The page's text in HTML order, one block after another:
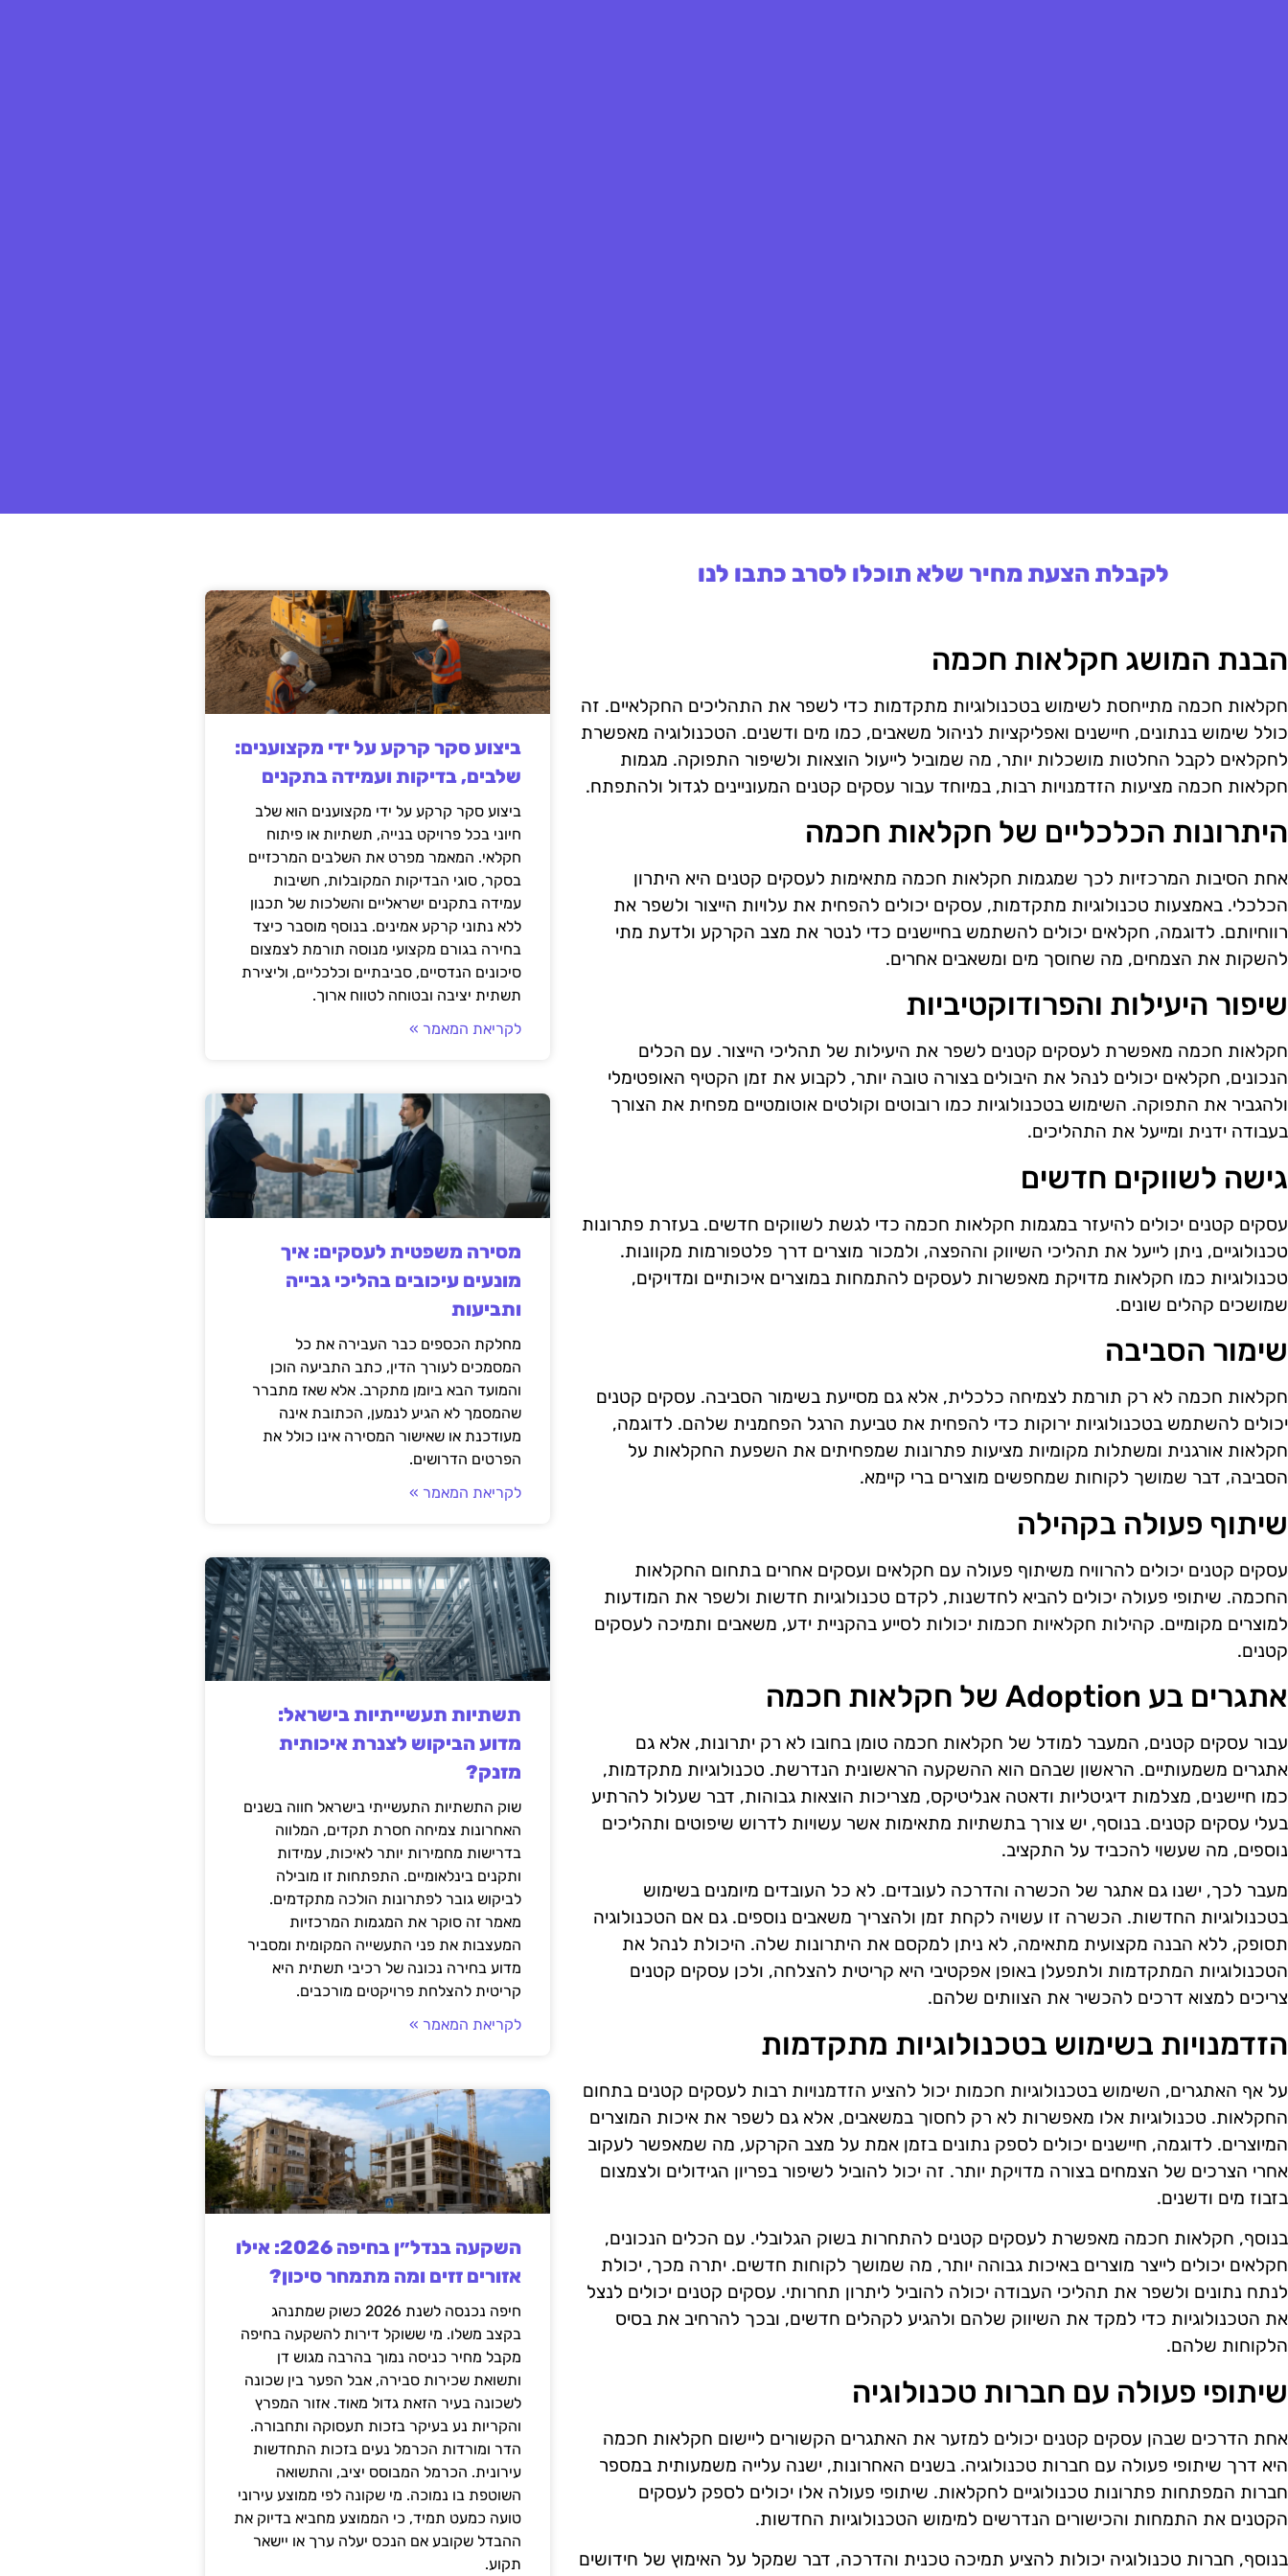
לקבלת הצעת מחיר שלא תוכלו לסרב כתבו לנו
הבנת המושג חקלאות חכמה
חקלאות חכמה מתייחסת לשימוש בטכנולוגיות מתקדמות כדי לשפר את התהליכים החקלאיים. זה
כולל שימוש בנתונים, חיישנים ואפליקציות לניהול משאבים, כמו מים ודשנים. הטכנולוגיה מאפשרת
לחקלאים לקבל החלטות מושכלות יותר, מה שמוביל לייעול הוצאות ולשיפור התפוקה. מגמות
חקלאות חכמה מציעות הזדמנויות רבות, במיוחד עבור עסקים קטנים המעוניינים לגדול ולהתפתח.
היתרונות הכלכליים של חקלאות חכמה
אחת הסיבות המרכזיות לכך שמגמות חקלאות חכמה מתאימות לעסקים קטנים היא היתרון
הכלכלי. באמצעות טכנולוגיות מתקדמות, עסקים יכולים להפחית את עלויות הייצור ולשפר את
רווחיותם. לדוגמה, חקלאים יכולים להשתמש בחיישנים כדי לנטר את מצב הקרקע ולדעת מתי
להשקות את הצמחים, מה שחוסך מים ומשאבים אחרים.
שיפור היעילות והפרודוקטיביות
חקלאות חכמה מאפשרת לעסקים קטנים לשפר את היעילות של תהליכי הייצור. עם הכלים
הנכונים, חקלאים יכולים לנהל את היבולים בצורה טובה יותר, לקבוע את זמן הקטיף האופטימלי
ולהגביר את התפוקה. השימוש בטכנולוגיות כמו רובוטים וקולטים אוטומטיים מפחית את הצורך
בעבודה ידנית ומייעל את התהליכים.
גישה לשווקים חדשים
עסקים קטנים יכולים להיעזר במגמות חקלאות חכמה כדי לגשת לשווקים חדשים. בעזרת פתרונות
טכנולוגיים, ניתן לייעל את תהליכי השיווק וההפצה, ולמכור מוצרים דרך פלטפורמות מקוונות.
טכנולוגיות כמו חקלאות מדויקת מאפשרות לעסקים להתמחות במוצרים איכותיים ומדויקים,
שמושכים קהלים שונים.
שימור הסביבה
חקלאות חכמה לא רק תורמת לצמיחה כלכלית, אלא גם מסייעת בשימור הסביבה. עסקים קטנים
יכולים להשתמש בטכנולוגיות ירוקות כדי להפחית את טביעת הרגל הפחמנית שלהם. לדוגמה,
חקלאות אורגנית ומשתלות מקומיות מציעות פתרונות שמפחיתים את השפעת החקלאות על
הסביבה, דבר שמושך לקוחות שמחפשים מוצרים ברי קיימא.
שיתוף פעולה בקהילה
עסקים קטנים יכולים להרוויח משיתוף פעולה עם חקלאים ועסקים אחרים בתחום החקלאות
החכמה. שיתופי פעולה יכולים להביא לחדשנות, לקדם טכנולוגיות חדשות ולשפר את המודעות
למוצרים מקומיים. קהילות חקלאיות חכמות יכולות לסייע בהקניית ידע, משאבים ותמיכה לעסקים
קטנים.
אתגרים בע Adoption של חקלאות חכמה
עבור עסקים קטנים, המעבר למודל של חקלאות חכמה טומן בחובו לא רק יתרונות, אלא גם
אתגרים משמעותיים. הראשון שבהם הוא ההשקעה הראשונית הנדרשת. טכנולוגיות מתקדמות,
כמו חיישנים, מצלמות דיגיטליות ודאטה אנליטיקס, מצריכות הוצאות גבוהות, דבר שעלול להרתיע
בעלי עסקים קטנים. בנוסף, יש צורך בתשתיות מתאימות אשר עשויות לדרוש שיפוטים ותהליכים
נוספים, מה שעשוי להכביד על התקציב.
מעבר לכך, ישנו גם אתגר של הכשרה והדרכה לעובדים. לא כל העובדים מיומנים בשימוש
בטכנולוגיות החדשות. הכשרה זו עשויה לקחת זמן ולהצריך משאבים נוספים. גם אם הטכנולוגיה
תסופק, ללא הבנה מקצועית מתאימה, לא ניתן למקסם את היתרונות שלה. היכולת לנהל את
הטכנולוגיות המתקדמות ולתפעלן באופן אפקטיבי היא קריטית להצלחה, ולכן עסקים קטנים
צריכים למצוא דרכים להכשיר את הצוותים שלהם.
הזדמנויות בשימוש בטכנולוגיות מתקדמות
על אף האתגרים, השימוש בטכנולוגיות חכמות יכול להציע הזדמנויות רבות לעסקים קטנים בתחום
החקלאות. טכנולוגיות אלו מאפשרות לא רק לחסוך במשאבים, אלא גם לשפר את איכות המוצרים
המיוצרים. לדוגמה, חיישנים יכולים לספק נתונים בזמן אמת על מצב הקרקע, מה שמאפשר לעקוב
אחרי הצרכים של הצמחים בצורה מדויקת יותר. זה יכול להוביל לשיפור בפריון הגידולים ולצמצום
בזבוז מים ודשנים.
בנוסף, חקלאות חכמה מאפשרת לעסקים קטנים להתחרות בשוק הגלובלי. עם הכלים הנכונים,
חקלאים יכולים לייצר מוצרים באיכות גבוהה יותר, מה שמושך לקוחות חדשים. יתרה מכך, יכולת
לנתח נתונים ולשפר את תהליכי העבודה יכולה להוביל ליתרון תחרותי. עסקים קטנים יכולים לנצל
את הטכנולוגיות כדי למקד את השיווק שלהם ולהגיע לקהלים חדשים, ובכך להרחיב את בסיס
הלקוחות שלהם.
שיתופי פעולה עם חברות טכנולוגיה
אחת הדרכים שבהן עסקים קטנים יכולים למזער את האתגרים הקשורים ליישום חקלאות חכמה
היא דרך שיתופי פעולה עם חברות טכנולוגיה. בשנים האחרונות, ישנה עלייה משמעותית במספר
חברות המפתחות פתרונות טכנולוגיים לחקלאות. שיתופי פעולה אלו יכולים לספק לעסקים
הקטנים את התמחות והכישורים הנדרשים למימוש הטכנולוגיות החדשות.
בנוסף, חברות טכנולוגיה יכולות להציע תמיכה טכנית והדרכה, דבר שמקל על האימוץ של חידושים
ביצוע סקר קרקע על ידי מקצוענים:
שלבים, בדיקות ועמידה בתקנים
ביצוע סקר קרקע על ידי מקצוענים הוא שלב
חיוני בכל פרויקט בנייה, תשתיות או פיתוח
חקלאי. המאמר מפרט את השלבים המרכזיים
בסקר, סוגי הבדיקות המקובלות, חשיבות
עמידה בתקנים ישראליים והשלכות של תכנון
ללא נתוני קרקע אמינים. בנוסף מוסבר כיצד
בחירה בגורם מקצועי מנוסה תורמת לצמצום
סיכונים הנדסיים, סביבתיים וכלכליים, וליצירת
תשתית יציבה ובטוחה לטווח ארוך.
לקריאת המאמר »
מסירה משפטית לעסקים: איך
מונעים עיכובים בהליכי גבייה
ותביעות
מחלקת הכספים כבר העבירה את כל
המסמכים לעורך הדין, כתב התביעה הוכן
והמועד הבא ביומן מתקרב. אלא שאז מתברר
שהמסמך לא הגיע לנמען, הכתובת אינה
מעודכנת או שאישור המסירה אינו כולל את
הפרטים הדרושים.
לקריאת המאמר »
תשתיות תעשייתיות בישראל:
מדוע הביקוש לצנרת איכותית
מזנק?
שוק התשתיות התעשייתי בישראל חווה בשנים
האחרונות צמיחה חסרת תקדים, המלווה
בדרישות מחמירות יותר לאיכות, עמידות
ותקנים בינלאומיים. התפתחות זו מובילה
לביקוש גובר לפתרונות הולכה מתקדמים.
מאמר זה סוקר את המגמות המרכזיות
המעצבות את פני התעשייה המקומית ומסביר
מדוע בחירה נכונה של רכיבי תשתית היא
קריטית להצלחת פרויקטים מורכבים.
לקריאת המאמר »
השקעה בנדל״ן בחיפה 2026: אילו
אזורים זזים ומה מתמחר סיכון?
חיפה נכנסה לשנת 2026 כשוק שמתנהג
בקצב משלו. מי ששוקל דירות להשקעה בחיפה
מקבל מחיר כניסה נמוך בהרבה מגוש דן
ותשואת שכירות סבירה, אבל הפער בין שכונה
לשכונה בעיר הזאת גדול מאוד. אזור המפרץ
והקריות נע בעיקר בזכות תעסוקה ותחבורה.
הדר ומורדות הכרמל נעים בזכות התחדשות
עירונית. הכרמל המבוסס יציב, והתשואה
השוטפת בו נמוכה. מי שקונה לפי ממוצע עירוני
טועה כמעט תמיד, כי הממוצע מחביא בדיוק את
ההבדל שקובע אם הנכס יעלה ערך או יישאר
תקוע.